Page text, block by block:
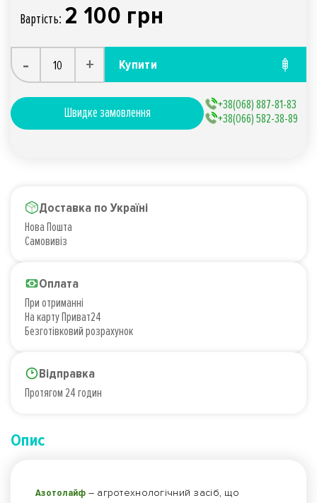
Вартiсть: 2 100 грн
- + Купити
Швидке замовлення
+38(068) 887-81-83
+38(066) 582-38-89
Доставка по Україні
Нова Пошта
Самовивіз
Оплата
При отриманні
На карту Приват24
Безготівковий розрахунок
Відправка
Протягом 24 годин
Опис
Азотолайф – агротехнологічний засіб, що